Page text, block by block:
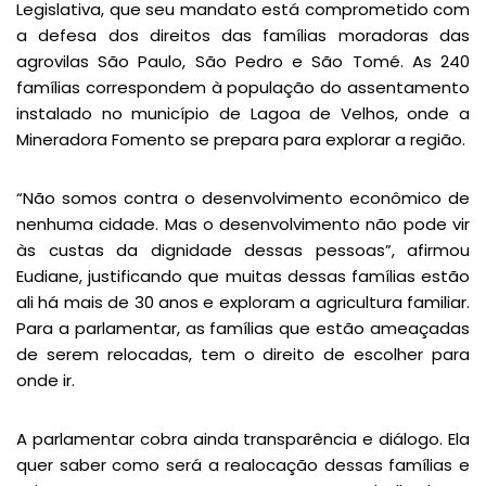
Legislativa, que seu mandato está comprometido com
a defesa dos direitos das famílias moradoras das
agrovilas São Paulo, São Pedro e São Tomé. As 240
famílias correspondem à população do assentamento
instalado no município de Lagoa de Velhos, onde a
Mineradora Fomento se prepara para explorar a região.
“Não somos contra o desenvolvimento econômico de
nenhuma cidade. Mas o desenvolvimento não pode vir
às custas da dignidade dessas pessoas”, afirmou
Eudiane, justificando que muitas dessas famílias estão
ali há mais de 30 anos e exploram a agricultura familiar.
Para a parlamentar, as famílias que estão ameaçadas
de serem relocadas, tem o direito de escolher para
onde ir.
A parlamentar cobra ainda transparência e diálogo. Ela
quer saber como será a realocação dessas famílias e